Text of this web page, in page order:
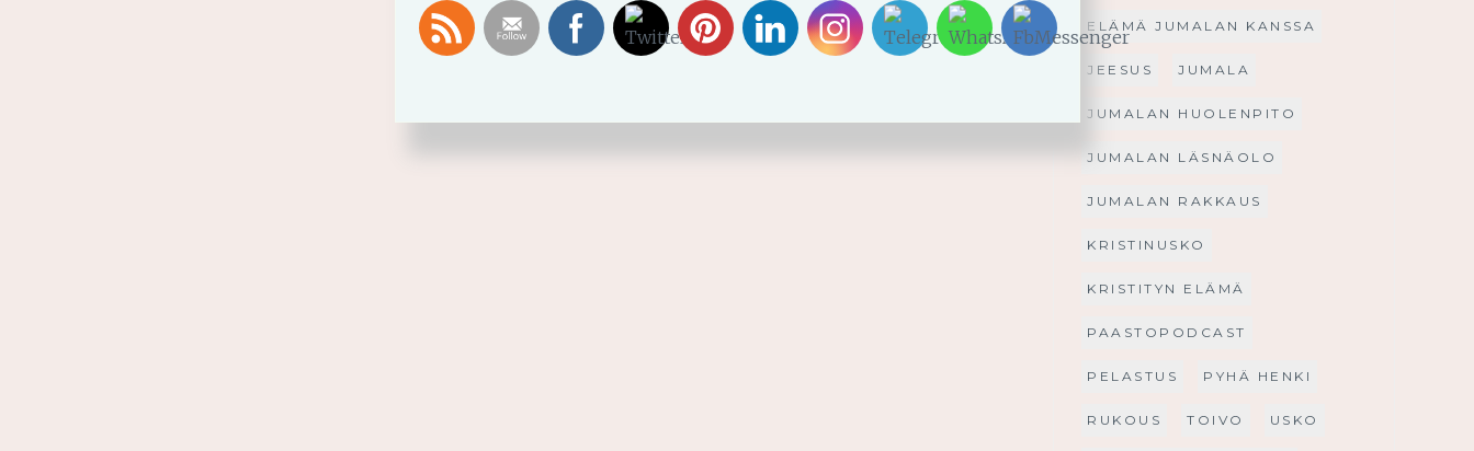
ELÄMÄ JUMALAN KANSSA
JEESUS JUMALA
JUMALAN HUOLENPITO
JUMALAN LÄSNÄOLO
JUMALAN RAKKAUS
KRISTINUSKO
KRISTITYN ELÄMÄ
PAASTOPODCAST
PELASTUS PYHÄ HENKI
RUKOUS TOIVO USKO